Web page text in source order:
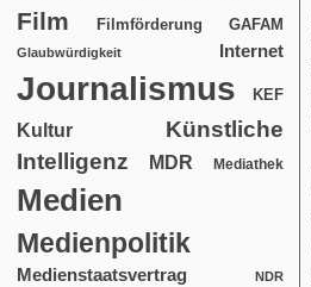
Film Filmförderung GAFAM
Glaubwürdigkeit Internet
Journalismus KEF
Kultur
Künstliche
Intelligenz
MDR Mediathek
Medien
Medienpolitik
Medienstaatsvertrag NDR